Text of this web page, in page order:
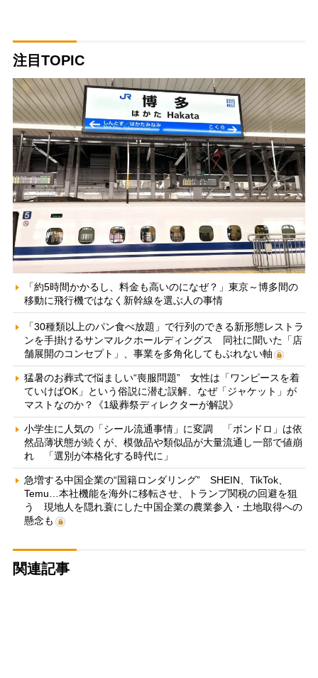
注目TOPIC
「約5時間かかるし、料金も高いのになぜ？」東京～博多間の
移動に飛行機ではなく新幹線を選ぶ人の事情
「30種類以上のパン食べ放題」で行列のできる新形態レストラ
ンを手掛けるサンマルクホールディングス 同社に聞いた「店
舗展開のコンセプト」、事業を多角化してもぶれない軸
猛暑のお葬式で悩ましい“喪服問題” 女性は「ワンピースを着
ていけばOK」という俗説に潜む誤解、なぜ「ジャケット」が
マストなのか？《1級葬祭ディレクターが解説》
小学生に人気の「シール流通事情」に変調 「ボンドロ」は依
然品薄状態が続くが、模倣品や類似品が大量流通し一部で値崩
れ 「選別が本格化する時代に」
急増する中国企業の“国籍ロンダリング” SHEIN、TikTok、
Temu…本社機能を海外に移転させ、トランプ関税の回避を狙
う 現地人を隠れ蓑にした中国企業の農業参入・土地取得への
懸念も
関連記事